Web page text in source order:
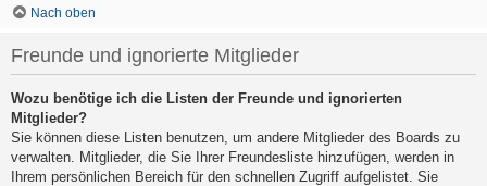
Nach oben
Freunde und ignorierte Mitglieder
Wozu benötige ich die Listen der Freunde und ignorierten
Mitglieder?
Sie können diese Listen benutzen, um andere Mitglieder des Boards zu
verwalten. Mitglieder, die Sie Ihrer Freundesliste hinzufügen, werden in
Ihrem persönlichen Bereich für den schnellen Zugriff aufgelistet. Sie